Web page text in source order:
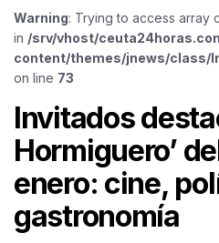
Warning: Trying to access array
in /srv/vhost/
content/themes/jnews/class/
on line 73
Invitados
Hormiguero’
enero: cine,
gastronomía